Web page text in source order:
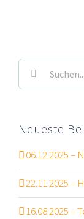
Suche
nach:
Neueste
06.12.2025 –
22.11.2025 –
16.08.2025 –